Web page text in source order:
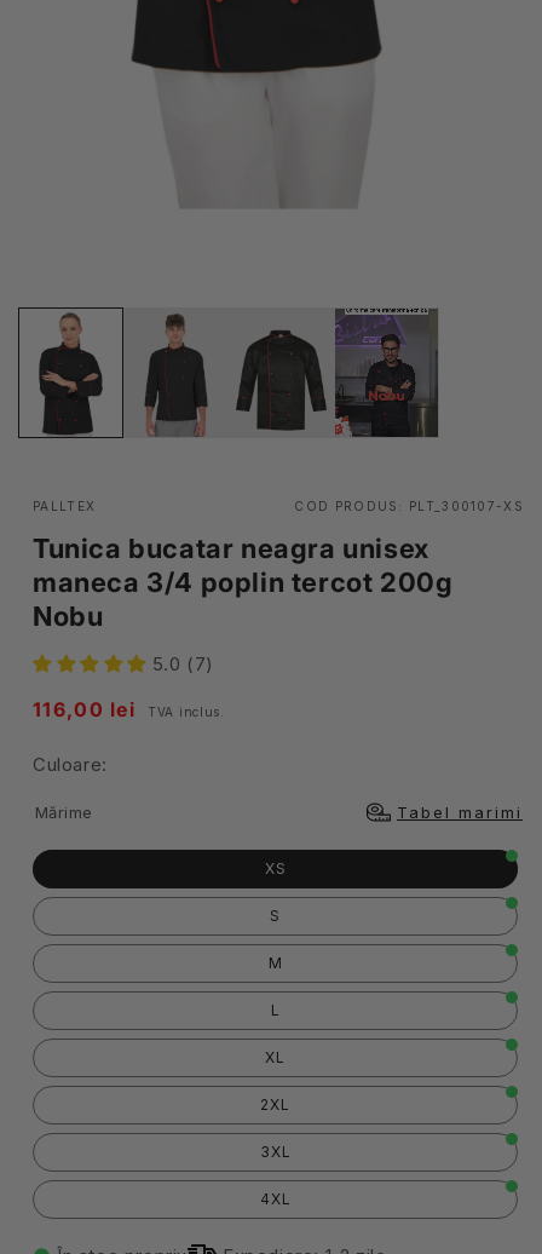
PALLTEX COD PRODUS: PLT_300107-XS
Tunica bucatar neagra unisex
maneca 3/4 poplin tercot 200g
Nobu
5.0 (7)
Pret
116,00 lei TVA inclus.
Culoare:
Mărime Tabel marimi
XS
S
M
L
XL
2XL
3XL
4XL